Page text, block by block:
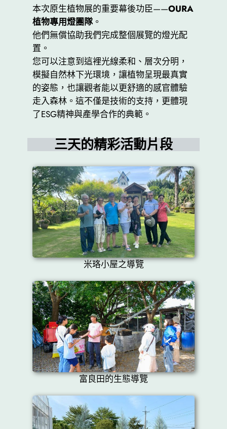
本次原生植物展的重要幕後功臣——OURA
植物專用燈團隊。
他們無償協助我們完成整個展覽的燈光配
置。
您可以注意到這裡光線柔和、層次分明，
模擬自然林下光環境，讓植物呈現最真實
的姿態，也讓觀者能以更舒適的感官體驗
走入森林。這不僅是技術的支持，更體現
了ESG精神與產學合作的典範。
三天的精彩活動片段
米珞小屋之導覽
富良田的生態導覽